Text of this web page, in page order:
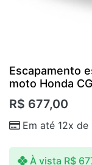
Escapamento
moto Honda
R$ 677,00
Em até 12x de
À vista R$